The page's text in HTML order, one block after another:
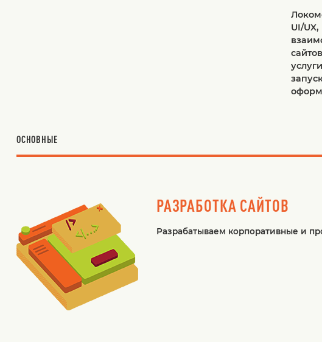
UI/
ОСНОВНЫЕ
РАЗРАБОТКА САЙТОВ
Разрабатываем корпоративные и